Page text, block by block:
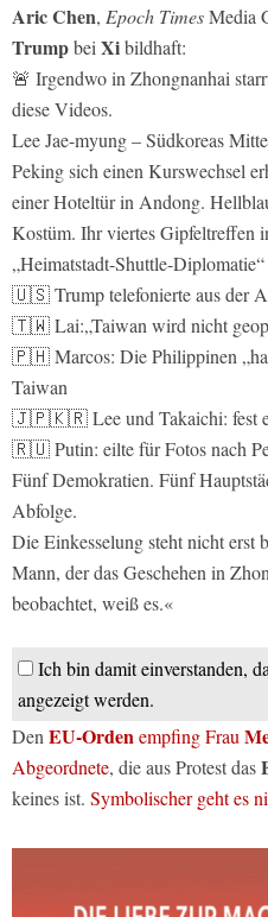
Aric Chen, Epoch TimesMedia
Trumpbei Xibildhaft:
🚨 Irgendwo in Zhongnanhai
diese Videos.
Lee Jae-myung – Südkoreas
Peking sich einen Kurswechsel
einer Hoteltür in Andong.
Kostüm. Ihr viertes Gipfeltreffen
„Heimatstadt-Shuttle-
🇺🇸 Trump telefonierte aus der
🇹🇼 Lai:„Taiwan wird nicht
🇵🇭 Marcos: Die Philippinen
Taiwan
🇯🇵🇰🇷 Lee und Takaichi: fest
🇷🇺 Putin: eilte für Fotos nach
Fünf Demokratien. Fünf
Abfolge.
Die Einkesselung steht nicht erst
Mann, der das Geschehen in
beobachtet, weiß es.«
Ich bin damit einverstanden,
angezeigt werden.
Den EU-Ordenempfing Frau
Abgeordnete, die aus Protest das
keines ist. Symbolischer geht es